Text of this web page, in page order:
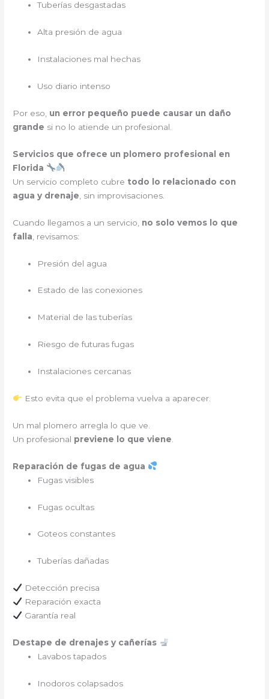
Tuberías desgastadas
Alta presión de agua
Instalaciones mal hechas
Uso diario intenso
Por eso, un error pequeño puede causar un daño
grande si no lo atiende un profesional.
Servicios que ofrece un plomero profesional en
Florida
Un servicio completo cubre todo lo relacionado con
agua y drenaje , sin improvisaciones.
Cuando llegamos a un servicio, no solo vemos lo que
falla , revisamos:
Presión del agua
Estado de las conexiones
Material de las tuberías
Riesgo de futuras fugas
Instalaciones cercanas
Esto evita que el problema vuelva a aparecer.
Un mal plomero arregla lo que ve.
Un profesional previene lo que viene
Reparación de fugas de agua
Fugas visibles
Fugas ocultas
Goteos constantes
Tuberías dañadas
Detección precisa
Reparación exacta
Garantía real
Destape de drenajes y cañerías
Lavabos tapados
Inodoros colapsados